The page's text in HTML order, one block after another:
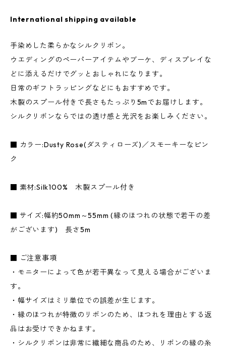
International shipping available
手染めした柔らかなシルクリボン。
ウエディングのペーパーアイテムやブーケ、ディスプレイな
どに添えるだけでグッとおしゃれになります。
日常のギフトラッピングなどにもおすすめです。
木製のスプール付きで長さもたっぷり5mでお届けします。
シルクリボンならではの透け感と光沢をお楽しみください。
■ カラー:Dusty Rose(ダスティローズ)／スモーキーなピン
ク
■ 素材:Silk100% 木製スプール付き
■ サイズ:幅約50mm～55mm (縁のほつれの状態で若干の差
がございます) 長さ5m
■ ご注意事項
・モニターによって色が若干異なって見える場合がございま
す。
・幅サイズはミリ単位での誤差が生じます。
・縁のほつれが特徴のリボンのため、ほつれを理由とする返
品はお受けできかねます。
・シルクリボンは非常に繊細な商品のため、リボンの縁の糸